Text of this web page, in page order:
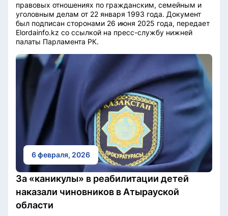
правовых отношениях по гражданским, семейным и
уголовным делам от 22 января 1993 года. Документ
был подписан сторонами 26 июня 2025 года, передает
Elordainfo.kz со ссылкой на пресс-службу нижней
палаты Парламента РК.
6 февраля, 2026
За «каникулы» в реабилитации детей
наказали чиновников в Атырауской
области